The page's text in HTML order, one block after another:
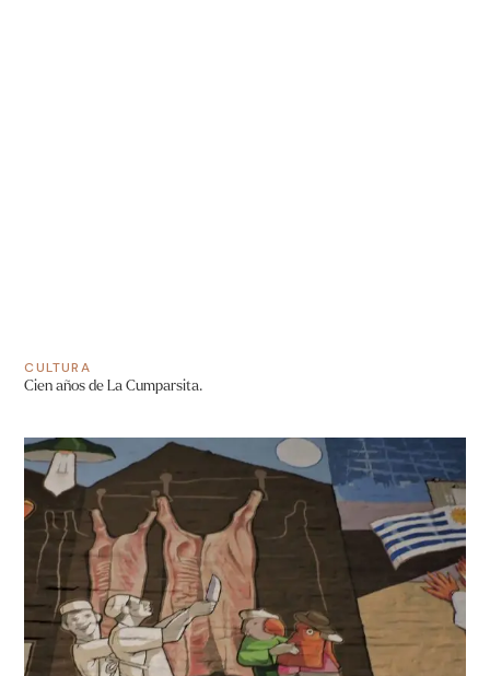
CULTURA
Cien años de La Cumparsita.